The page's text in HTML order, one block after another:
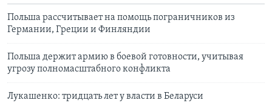
Польша рассчитывает на помощь пограничников из
Германии, Греции и Финляндии
Польша держит армию в боевой готовности, учитывая
угрозу полномасштабного конфликта
Лукашенко: тридцать лет у власти в Беларуси